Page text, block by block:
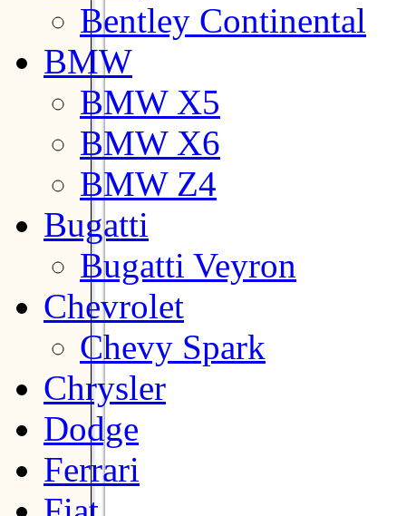
Bentley Continental
BMW
BMW X5
BMW X6
BMW Z4
Bugatti
Bugatti Veyron
Chevrolet
Chevy Spark
Chrysler
Dodge
Ferrari